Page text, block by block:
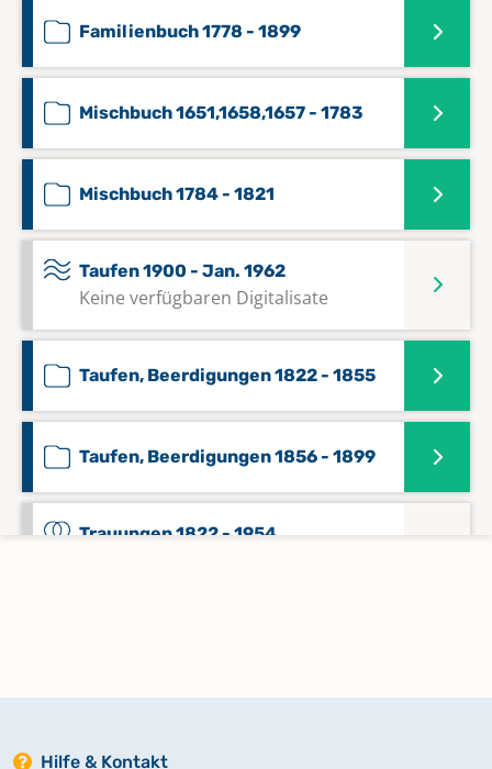
Familienbuch 1778 - 1899
Mischbuch 1651,1658,1657 - 1783
Mischbuch 1784 - 1821
Taufen 1900 - Jan. 1962
Keine verfügbaren Digitalisate
Taufen, Beerdigungen 1822 - 1855
Taufen, Beerdigungen 1856 - 1899
Trauungen 1822 - 1954
Hilfe & Kontakt